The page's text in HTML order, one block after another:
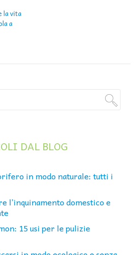
la vita
a
DAL BLOG
in modo naturale: tutti i
l’inquinamento domestico e
15 usi per le pulizie